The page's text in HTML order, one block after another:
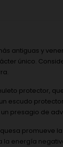
antiguas y
único.
protector,
escudo
presagio de
promueve
la energía